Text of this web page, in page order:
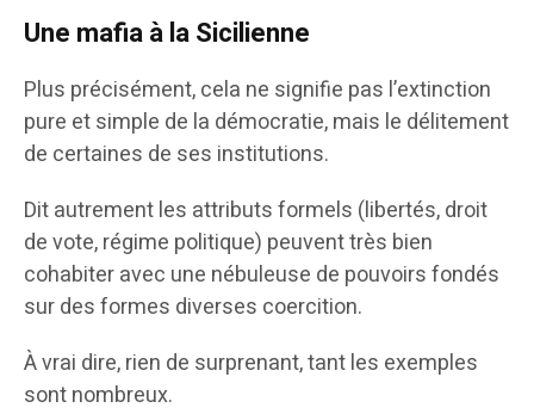
Une mafia à la Sicilienne
Plus précisément, cela ne signifie pas l’extinction
pure et simple de la démocratie, mais le délitement
de certaines de ses institutions.
Dit autrement les attributs formels (libertés, droit
de vote, régime politique) peuvent très bien
cohabiter avec une nébuleuse de pouvoirs fondés
sur des formes diverses coercition.
À vrai dire, rien de surprenant, tant les exemples
sont nombreux.